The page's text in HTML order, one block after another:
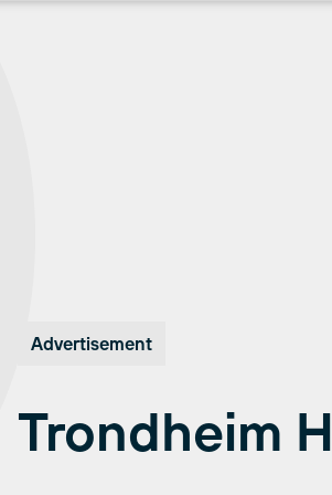
Advertisement
Trondheim